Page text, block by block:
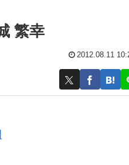
繁幸
2012.08.11